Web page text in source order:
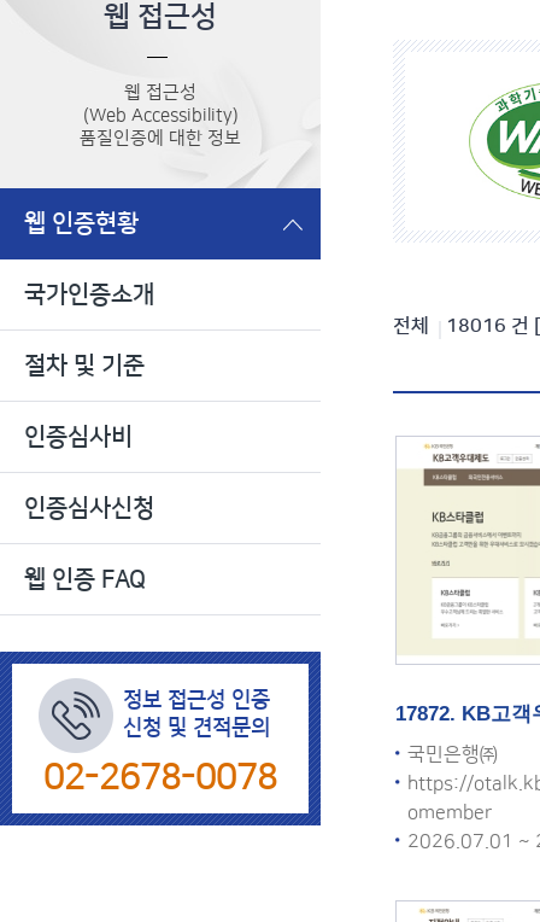
웹 접근성
웹 접근성
(Web Accessibility)
품질인증에 대한 정보
웹 인증현황
국가인증소개
절차 및 기준
인증심사비
인증심사신청
웹 인증 FAQ
정보 접근성 인증
신청 및 견적문의
02-2678-0078
인
전체 18016 건
17872. KB고객
국민은행㈜
https://
omember
2026.07.01